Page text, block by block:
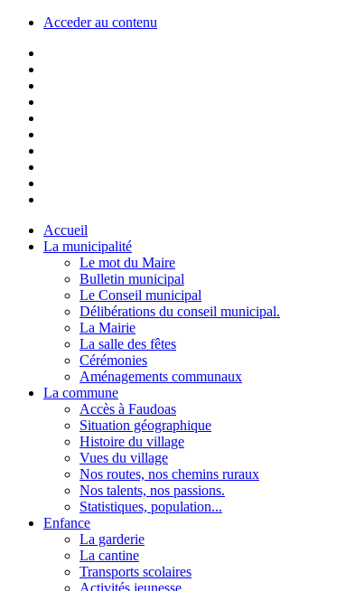
Acceder au contenu
Accueil
La municipalité
Le mot du Maire
Bulletin municipal
Le Conseil municipal
Délibérations du conseil municipal.
La Mairie
La salle des fêtes
Cérémonies
Aménagements communaux
La commune
Accès à Faudoas
Situation géographique
Histoire du village
Vues du village
Nos routes, nos chemins ruraux
Nos talents, nos passions.
Statistiques, population...
Enfance
La garderie
La cantine
Transports scolaires
Activités jeunesse